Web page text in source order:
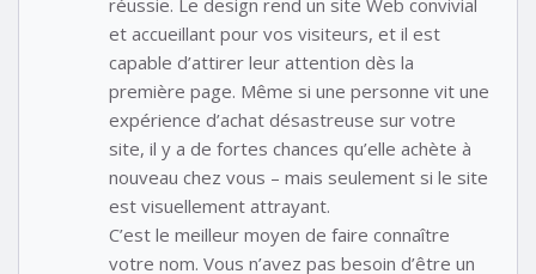
réussie. Le design rend un site Web convivial
et accueillant pour vos visiteurs, et il est
capable d’attirer leur attention dès la
première page. Même si une personne vit une
expérience d’achat désastreuse sur votre
site, il y a de fortes chances qu’elle achète à
nouveau chez vous – mais seulement si le site
est visuellement attrayant.
C’est le meilleur moyen de faire connaître
votre nom. Vous n’avez pas besoin d’être un